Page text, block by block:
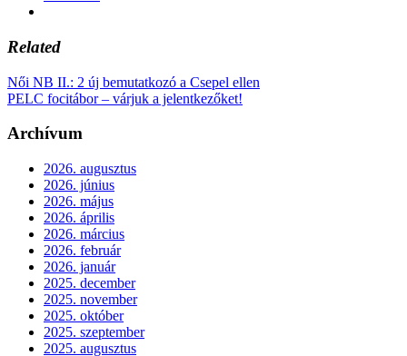
Related
Női NB II.: 2 új bemutatkozó a Csepel ellen
PELC focitábor – várjuk a jelentkezőket!
Archívum
2026. augusztus
2026. június
2026. május
2026. április
2026. március
2026. február
2026. január
2025. december
2025. november
2025. október
2025. szeptember
2025. augusztus